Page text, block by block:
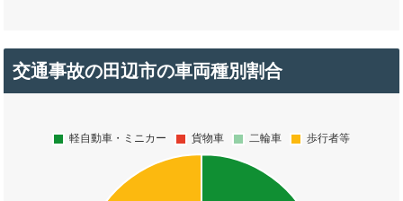
交通事故の田辺市の車両種別割合